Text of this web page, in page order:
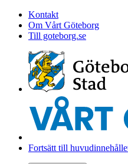
Kontakt
Om Vårt Göteborg
Till goteborg.se
Fortsätt till